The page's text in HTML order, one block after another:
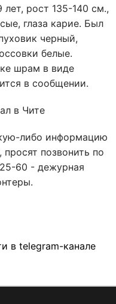
рост 135-140 см.,
глаза карие. Был
черный,
белые.
шрам в виде
в сообщении.
либо информацию
позвонить по
60 - дежурная
в telegram-канале